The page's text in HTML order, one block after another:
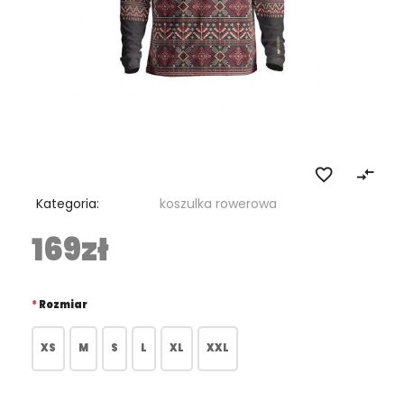
favorite_border compare_arrows
Kategoria: koszulka rowerowa
169zł
Rozmiar
XS M S L XL XXL